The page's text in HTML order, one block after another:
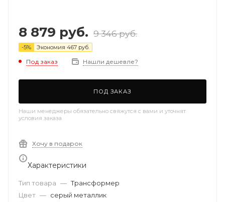
8 879 руб. 9 346руб.
-5% Экономия 467 руб.
Под заказ Нашли дешевле?
ПОД ЗАКАЗ
Наши менеджеры обязательно свяжутся с вами и уточнят
условия заказа
Хочу в подарок
Характеристики
Тип товара — Трансформер
Цвет — серый металлик